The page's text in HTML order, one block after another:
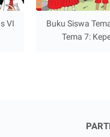
VI
Buku Siswa
Tema 7: